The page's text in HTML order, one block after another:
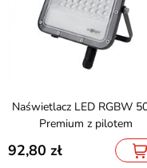
Naświetlacz LED RGBW 50W
Premium z pilotem
92,80